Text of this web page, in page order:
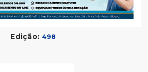
Edição: 498